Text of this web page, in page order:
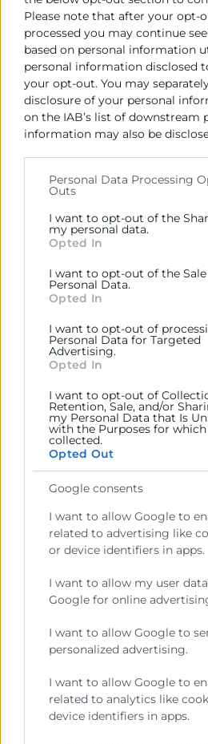
Please note that after your opt-
processed you may continue
based on personal information
personal information disclosed
your opt-out. You may
disclosure of your personal
on the IAB’s list of downstream
information may also be
Please note that this website/
Google services and may
including but not limited to
behaviour. You may click to
below specified purposes in
section.
Personal Data Processing
Outs
I want to opt-out of the
my personal data.
Opted In
I want to opt-out of the
Personal Data.
Opted In
I want to opt-out of
Personal Data for Targeted
Advertising.
Opted In
I want to opt-out of
Retention, Sale, and/or
my Personal Data that Is
with the Purposes for
collected.
Opted Out
Google consents
I want to allow Google to
related to advertising like
or device identifiers in apps.
I want to allow my user
Google for online
I want to allow Google to
personalized advertising.
I want to allow Google to
related to analytics like
device identifiers in apps.
edición 2025/2026, el 76% de
participantes no había
Gracias al acompañamiento
estas pymes han podido
obligaciones como agentes
herramientas y recursos que
integración del modelo dual
Las 18 Cámaras de Comercio
proporcionan gratuito y
de empresa, optimizando la
de los estudiantes y evitando
pymes.
Cabe destacar que las Cámaras
Barcelona, Gijón, Sevilla,
Zaragoza continúan su labor,
cámaras se incorporan este
Feliú de Guixols, Terrassa,
Cáceres, Mallorca, Murcia y
El programa refuerza así la red
las pymes, promoviendo la
FP dual y consolidando a las
como actores clave en la
profesionales. Esta
a un tejido empresarial más
afrontar los retos del mercado
mejor preparados.
Cámara València es una